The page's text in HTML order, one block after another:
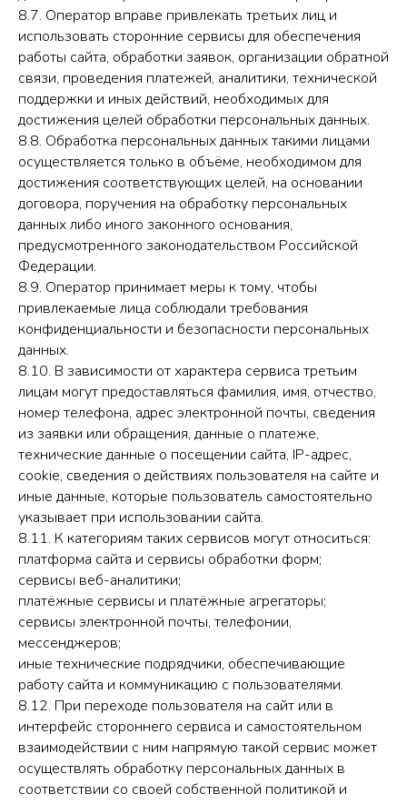
8.7. Оператор вправе привлекать третьих лиц и
использовать сторонние сервисы для обеспечения
работы сайта, обработки заявок, организации обратной
связи, проведения платежей, аналитики, технической
поддержки и иных действий, необходимых для
достижения целей обработки персональных данных.
8.8. Обработка персональных данных такими лицами
осуществляется только в объёме, необходимом для
достижения соответствующих целей, на основании
договора, поручения на обработку персональных
данных либо иного законного основания,
предусмотренного законодательством Российской
Федерации.
8.9. Оператор принимает меры к тому, чтобы
привлекаемые лица соблюдали требования
конфиденциальности и безопасности персональных
данных.
8.10. В зависимости от характера сервиса третьим
лицам могут предоставляться фамилия, имя, отчество,
номер телефона, адрес электронной почты, сведения
из заявки или обращения, данные о платеже,
технические данные о посещении сайта, IP-адрес,
cookie, сведения о действиях пользователя на сайте и
иные данные, которые пользователь самостоятельно
указывает при использовании сайта.
8.11. К категориям таких сервисов могут относиться:
платформа сайта и сервисы обработки форм;
сервисы веб-аналитики;
платёжные сервисы и платёжные агрегаторы;
сервисы электронной почты, телефонии,
мессенджеров;
иные технические подрядчики, обеспечивающие
работу сайта и коммуникацию с пользователями.
8.12. При переходе пользователя на сайт или в
интерфейс стороннего сервиса и самостоятельном
взаимодействии с ним напрямую такой сервис может
осуществлять обработку персональных данных в
соответствии со своей собственной политикой и